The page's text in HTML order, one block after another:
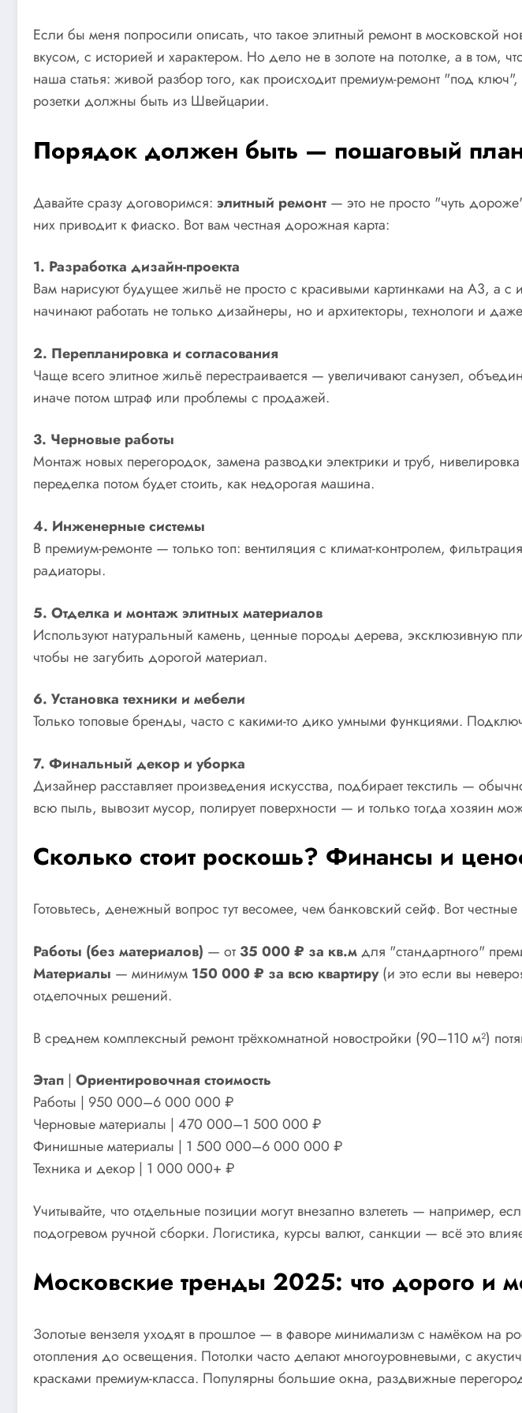
Если бы меня попросили описать, что такое элитный ремонт в московской
вкусом, с историей и характером. Но дело не в золоте на потолке, а в том,
наша статья: живой разбор того, как происходит премиум-ремонт "под
розетки должны быть из Швейцарии.
Порядок должен быть — пошаговый
Давайте сразу договоримся: элитный ремонт — это не просто "чуть
них приводит к фиаско. Вот вам честная дорожная карта:
1. Разработка дизайн-проекта
Вам нарисуют будущее жильё не просто с красивыми картинками на А3, а
начинают работать не только дизайнеры, но и архитекторы, технологи и
2. Перепланировка и согласования
Чаще всего элитное жильё перестраивается — увеличивают санузел,
иначе потом штраф или проблемы с продажей.
3. Черновые работы
Монтаж новых перегородок, замена разводки электрики и труб,
переделка потом будет стоить, как недорогая машина.
4. Инженерные системы
В премиум-ремонте — только топ: вентиляция с климат-контролем,
радиаторы.
5. Отделка и монтаж элитных материалов
Используют натуральный камень, ценные породы дерева, эксклюзивную
чтобы не загубить дорогой материал.
6. Установка техники и мебели
Только топовые бренды, часто с какими-то дико умными функциями.
7. Финальный декор и уборка
Дизайнер расставляет произведения искусства, подбирает текстиль —
всю пыль, вывозит мусор, полирует поверхности — и только тогда хозяин
Сколько стоит роскошь? Финансы и
Готовьтесь, денежный вопрос тут весомее, чем банковский сейф. Вот
Работы (без материалов) — от 35 000 ₽ за кв.мдля "стандартного"
Материалы — минимум 150 000 ₽ за всю квартиру(и это если вы
отделочных решений.
В среднем комплексный ремонт трёхкомнатной новостройки (90–110 м²)
Этап | Ориентировочная стоимость
Работы | 950 000–6 000 000 ₽
Черновые материалы | 470 000–1 500 000 ₽
Финишные материалы | 1 500 000–6 000 000 ₽
Техника и декор | 1 000 000+ ₽
Учитывайте, что отдельные позиции могут внезапно взлететь — например,
подогревом ручной сборки. Логистика, курсы валют, санкции — всё это
Московские тренды 2025: что дорого и
Золотые вензеля уходят в прошлое — в фаворе минимализм с намёком на
отопления до освещения. Потолки часто делают многоуровневыми, с
красками премиум-класса. Популярны большие окна, раздвижные